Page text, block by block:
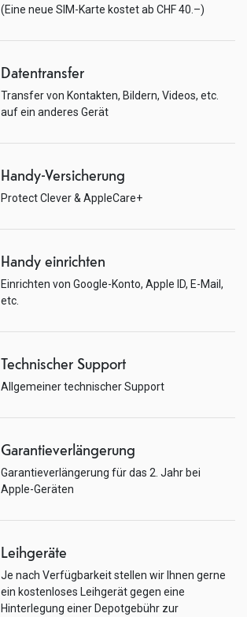
(Eine neue SIM-Karte kostet ab CHF 40.–)
Datentransfer
Transfer von Kontakten, Bildern, Videos, etc.
auf ein anderes Gerät
Handy-Versicherung
Protect Clever & AppleCare+
Handy einrichten
Einrichten von Google-Konto, Apple ID, E-Mail,
etc.
Technischer Support
Allgemeiner technischer Support
Garantieverlängerung
Garantieverlängerung für das 2. Jahr bei
Apple-Geräten
Leihgeräte
Je nach Verfügbarkeit stellen wir Ihnen gerne
ein kostenloses Leihgerät gegen eine
Hinterlegung einer Depotgebühr zur